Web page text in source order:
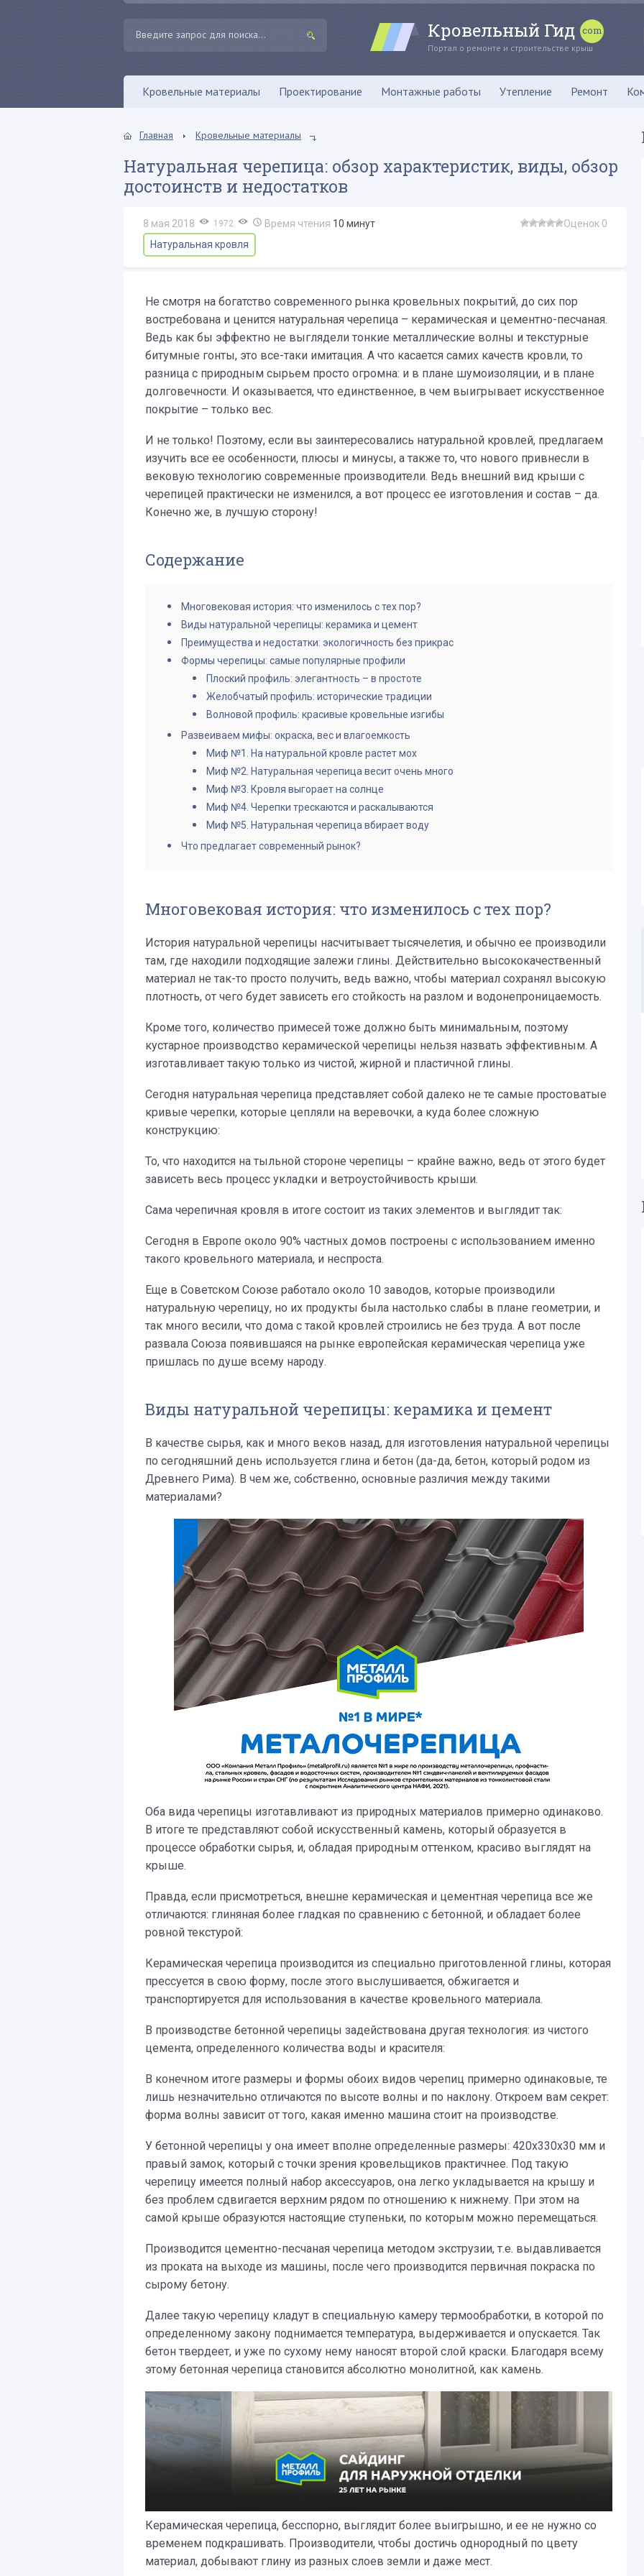
Кровельный Гид
Портал о ремонте и строительстве крыш
Кровельные материалы Проектирование Монтажные работы Утепление Ремонт
Главная Кровельные материалы
Натуральная черепица: обзор характеристик, виды, обзор
достоинств и недостатков
8 мая 2018 1972 Время чтения 10 минут
Оценок 0
Натуральная кровля
Не смотря на богатство современного рынка кровельных покрытий, до сих пор
востребована и ценится натуральная черепица – керамическая и цементно-песчаная.
Ведь как бы эффектно не выглядели тонкие металлические волны и текстурные
битумные гонты, это все-таки имитация. А что касается самих качеств кровли, то
разница с природным сырьем просто огромна: и в плане шумоизоляции, и в плане
долговечности. И оказывается, что единственное, в чем выигрывает искусственное
покрытие – только вес.
И не только! Поэтому, если вы заинтересовались натуральной кровлей, предлагаем
изучить все ее особенности, плюсы и минусы, а также то, что нового привнесли в
вековую технологию современные производители. Ведь внешний вид крыши с
черепицей практически не изменился, а вот процесс ее изготовления и состав – да.
Конечно же, в лучшую сторону!
Содержание
Многовековая история: что изменилось с тех пор?
Виды натуральной черепицы: керамика и цемент
Преимущества и недостатки: экологичность без прикрас
Формы черепицы: самые популярные профили
Плоский профиль: элегантность – в простоте
Желобчатый профиль: исторические традиции
Волновой профиль: красивые кровельные изгибы
Развеиваем мифы: окраска, вес и влагоемкость
Миф №1. На натуральной кровле растет мох
Миф №2. Натуральная черепица весит очень много
Миф №3. Кровля выгорает на солнце
Миф №4. Черепки трескаются и раскалываются
Миф №5. Натуральная черепица вбирает воду
Что предлагает современный рынок?
Многовековая история: что изменилось с тех пор?
История натуральной черепицы насчитывает тысячелетия, и обычно ее производили
там, где находили подходящие залежи глины. Действительно высококачественный
материал не так-то просто получить, ведь важно, чтобы материал сохранял высокую
плотность, от чего будет зависеть его стойкость на разлом и водонепроницаемость.
Кроме того, количество примесей тоже должно быть минимальным, поэтому
кустарное производство керамической черепицы нельзя назвать эффективным. А
изготавливает такую только из чистой, жирной и пластичной глины.
Сегодня натуральная черепица представляет собой далеко не те самые простоватые
кривые черепки, которые цепляли на веревочки, а куда более сложную
конструкцию:
То, что находится на тыльной стороне черепицы – крайне важно, ведь от этого будет
зависеть весь процесс укладки и ветроустойчивость крыши.
Сама черепичная кровля в итоге состоит из таких элементов и выглядит так:
Сегодня в Европе около 90% частных домов построены с использованием именно
такого кровельного материала, и неспроста.
Еще в Советском Союзе работало около 10 заводов, которые производили
натуральную черепицу, но их продукты была настолько слабы в плане геометрии, и
так много весили, что дома с такой кровлей строились не без труда. А вот после
развала Союза появившаяся на рынке европейская керамическая черепица уже
пришлась по душе всему народу.
Виды натуральной черепицы: керамика и цемент
В качестве сырья, как и много веков назад, для изготовления натуральной черепицы
по сегодняшний день используется глина и бетон (да-да, бетон, который родом из
Древнего Рима). В чем же, собственно, основные различия между такими
материалами?
Оба вида черепицы изготавливают из природных материалов примерно одинаково.
В итоге те представляют собой искусственный камень, который образуется в
процессе обработки сырья, и, обладая природным оттенком, красиво выглядят на
крыше.
Правда, если присмотреться, внешне керамическая и цементная черепица все же
отличаются: глиняная более гладкая по сравнению с бетонной, и обладает более
ровной текстурой:
Керамическая черепица производится из специально приготовленной глины, которая
прессуется в свою форму, после этого выслушивается, обжигается и
транспортируется для использования в качестве кровельного материала.
В производстве бетонной черепицы задействована другая технология: из чистого
цемента, определенного количества воды и красителя:
В конечном итоге размеры и формы обоих видов черепиц примерно одинаковые, те
лишь незначительно отличаются по высоте волны и по наклону. Откроем вам секрет:
форма волны зависит от того, какая именно машина стоит на производстве.
У бетонной черепицы у она имеет вполне определенные размеры: 420х330х30 мм и
правый замок, который с точки зрения кровельщиков практичнее. Под такую
черепицу имеется полный набор аксессуаров, она легко укладывается на крышу и
без проблем сдвигается верхним рядом по отношению к нижнему. При этом на
самой крыше образуются настоящие ступеньки, по которым можно перемещаться.
Производится цементно-песчаная черепица методом экструзии, т.е. выдавливается
из проката на выходе из машины, после чего производится первичная покраска по
сырому бетону.
Далее такую черепицу кладут в специальную камеру термообработки, в которой по
определенному закону поднимается температура, выдерживается и опускается. Так
бетон твердеет, и уже по сухому нему наносят второй слой краски. Благодаря всему
этому бетонная черепица становится абсолютно монолитной, как камень.
Керамическая черепица, бесспорно, выглядит более выигрышно, и ее не нужно со
временем подкрашивать. Производители, чтобы достичь однородный по цвету
материал, добывают глину из разных слоев земли и даже мест.